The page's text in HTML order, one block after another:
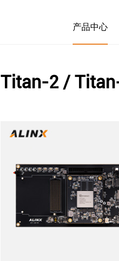
产品中心
Titan-2 /